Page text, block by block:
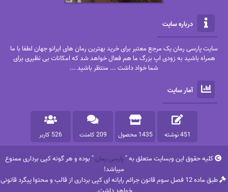
درباره سایت
سایت پارسی رمان یک مرجع معتبر برای خرید بهترین رمان های ایرانو جهان لطفا با ما
همراه باشید به زودی اپ بزرگ ما هم فعال خواهد شد که امکانات بی نظیری برای
شما خواد داشت ... منتظر باشید ...
آمار سایت
451 نوشته 1435 محصول 209 کامنت 526 کاربر
کلیه حقوق این وبسایت متعلق به "پارسی رمان" بوده و هر گونه کپی برداری ممنوع
میباشد!
طبق ماده 12 فصل سوم قانون جرائم رایانه ای کپی برداری از قالب و محتوا پیگرد قانونی